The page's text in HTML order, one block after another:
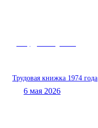
Трудовая книжка 1974 года
6 мая 2026